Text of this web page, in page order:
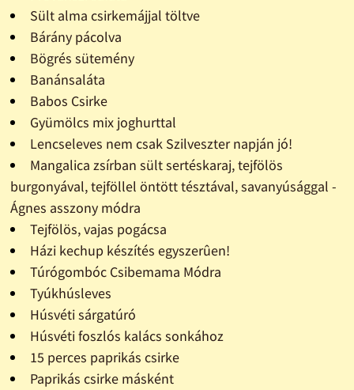
Sült alma csirkemájjal töltve
Bárány pácolva
Bögrés sütemény
Banánsaláta
Babos Csirke
Gyümölcs mix joghurttal
Lencseleves nem csak Szilveszter napján jó!
Mangalica zsírban sült sertéskaraj, tejfölös
burgonyával, tejföllel öntött tésztával, savanyúsággal -
Ágnes asszony módra
Tejfölös, vajas pogácsa
Házi kechup készítés egyszerûen!
Túrógombóc Csibemama Módra
Tyúkhúsleves
Húsvéti sárgatúró
Húsvéti foszlós kalács sonkához
15 perces paprikás csirke
Paprikás csirke másként